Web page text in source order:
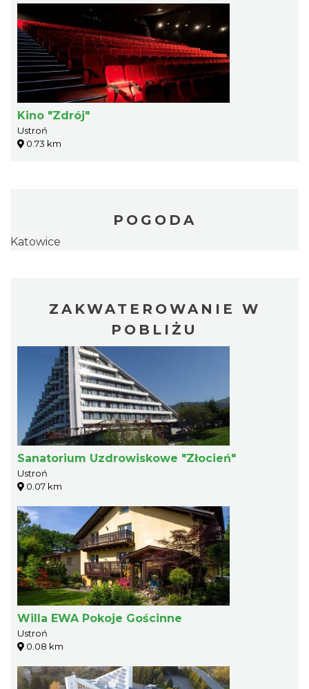
Kino "Zdrój"
Ustroń
0.73 km
POGODA
Katowice
ZAKWATEROWANIE W
POBLIŻU
Sanatorium Uzdrowiskowe "Złocień"
Ustroń
0.07 km
Willa EWA Pokoje Gościnne
Ustroń
0.08 km